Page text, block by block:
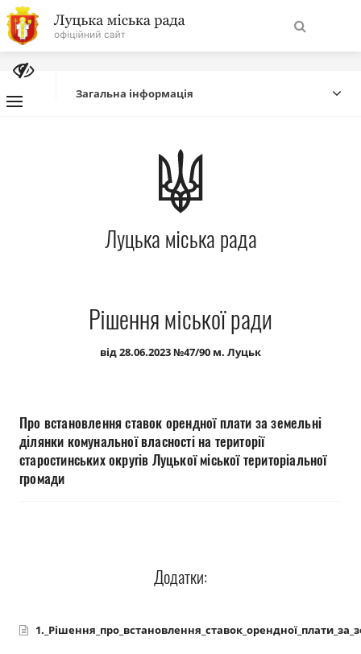
На
головну
Про місто
Міська влада
Міська рада
Публічна інформація
Документи
Загальна інформація
Луцька міська рада
Рішення міської ради
від 28.06.2023 №47/90 м. Луцьк
Про встановлення ставок орендної плати за земельні
ділянки комунальної власності на території
старостинських округів Луцької міської територіальної
громади
Додатки: